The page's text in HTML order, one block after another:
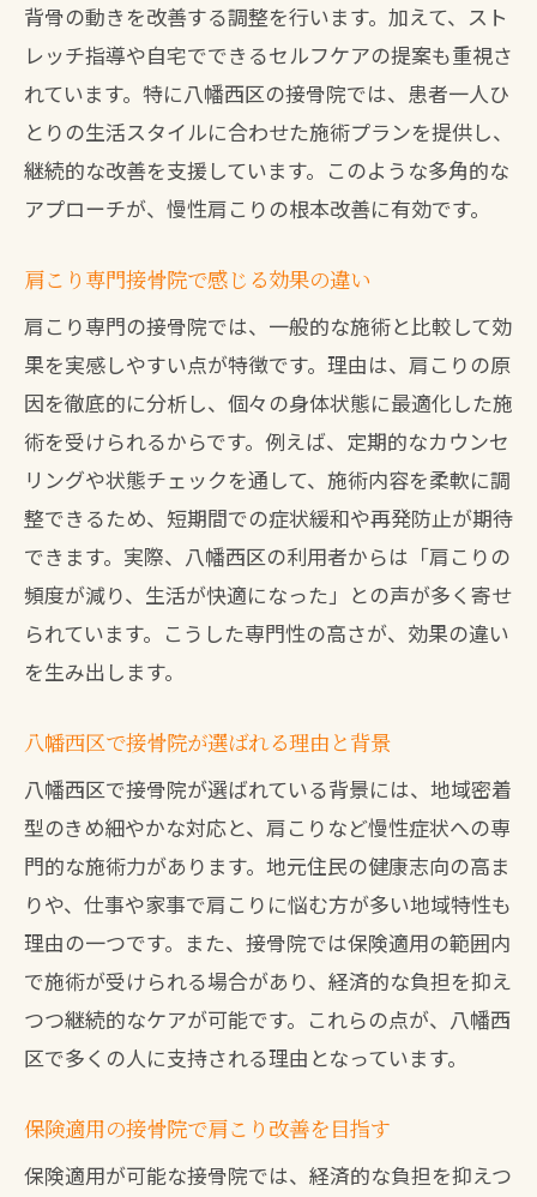
背骨の動きを改善する調整を行います。加えて、スト
レッチ指導や自宅でできるセルフケアの提案も重視さ
れています。特に八幡西区の接骨院では、患者一人ひ
とりの生活スタイルに合わせた施術プランを提供し、
継続的な改善を支援しています。このような多角的な
アプローチが、慢性肩こりの根本改善に有効です。
肩こり専門接骨院で感じる効果の違い
肩こり専門の接骨院では、一般的な施術と比較して効
果を実感しやすい点が特徴です。理由は、肩こりの原
因を徹底的に分析し、個々の身体状態に最適化した施
術を受けられるからです。例えば、定期的なカウンセ
リングや状態チェックを通して、施術内容を柔軟に調
整できるため、短期間での症状緩和や再発防止が期待
できます。実際、八幡西区の利用者からは「肩こりの
頻度が減り、生活が快適になった」との声が多く寄せ
られています。こうした専門性の高さが、効果の違い
を生み出します。
八幡西区で接骨院が選ばれる理由と背景
八幡西区で接骨院が選ばれている背景には、地域密着
型のきめ細やかな対応と、肩こりなど慢性症状への専
門的な施術力があります。地元住民の健康志向の高ま
りや、仕事や家事で肩こりに悩む方が多い地域特性も
理由の一つです。また、接骨院では保険適用の範囲内
で施術が受けられる場合があり、経済的な負担を抑え
つつ継続的なケアが可能です。これらの点が、八幡西
区で多くの人に支持される理由となっています。
保険適用の接骨院で肩こり改善を目指す
保険適用が可能な接骨院では、経済的な負担を抑えつ